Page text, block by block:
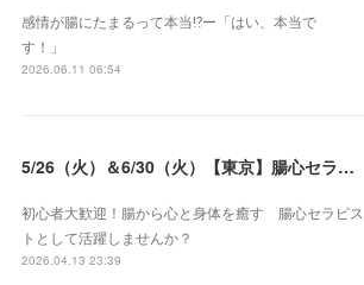
感情が腸にたまるって本当⁉️ー「はい、本当で
す！」
2026.06.11 06:54
5/26（火）＆6/30（火）【東京】腸心セラピスト養成コース《２日間コース》開講決定
初心者大歓迎！腸から心と身体を癒す 腸心セラピス
トとして活躍しませんか？
2026.04.13 23:39